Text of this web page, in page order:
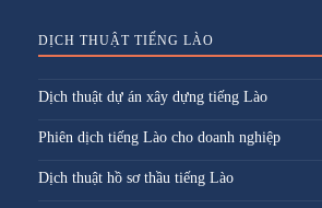
DỊCH THUẬT TIẾNG LÀO
Dịch thuật dự án xây dựng tiếng Lào
Phiên dịch tiếng Lào cho doanh nghiệp
Dịch thuật hồ sơ thầu tiếng Lào